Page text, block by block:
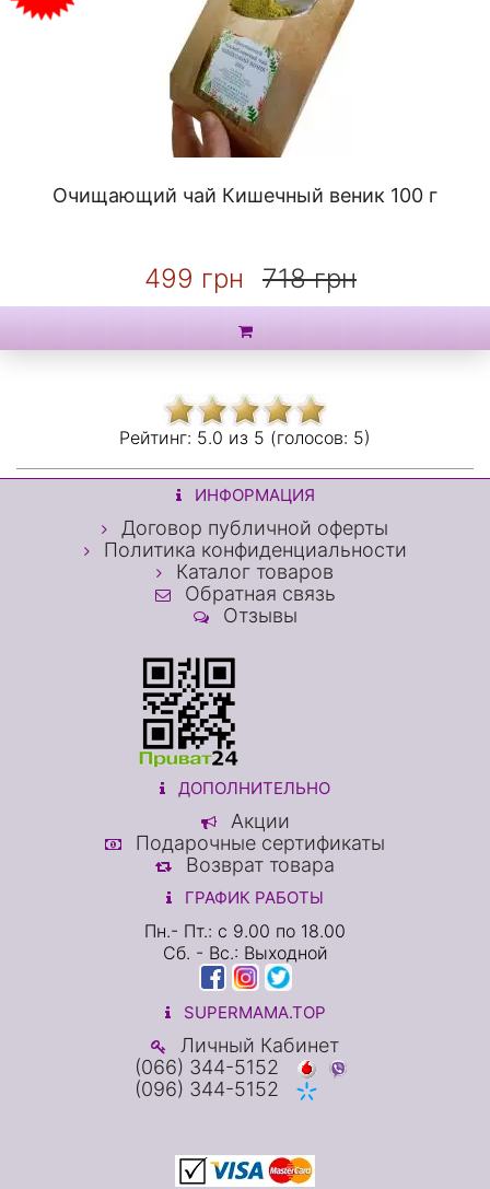
Очищающий чай Кишечный веник 100 г
499 грн 718 грн
Рейтинг: 5.0 из 5 (голосов: 5)
ИНФОРМАЦИЯ
Договор публичной оферты
Политика конфиденциальности
Каталог товаров
Обратная связь
Отзывы
ДОПОЛНИТЕЛЬНО
Акции
Подарочные сертификаты
Возврат товара
ГРАФИК РАБОТЫ
Пн.- Пт.: с 9.00 по 18.00
Сб. - Вс.: Выходной
SUPERMAMA.TOP
Личный Кабинет
(066) 344-5152
(096) 344-5152